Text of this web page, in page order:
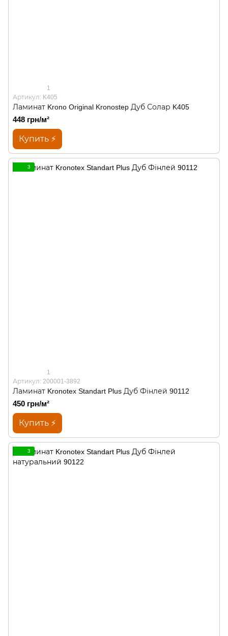
1
Артикул: K405
Ламинат Krono Original Kronostep Дуб Солар K405
448 грн/м²
Купить ⚡
3
1
Артикул: 200001-3892
Ламинат Kronotex Standart Plus Дуб Фінлей 90112
450 грн/м²
Купить ⚡
3